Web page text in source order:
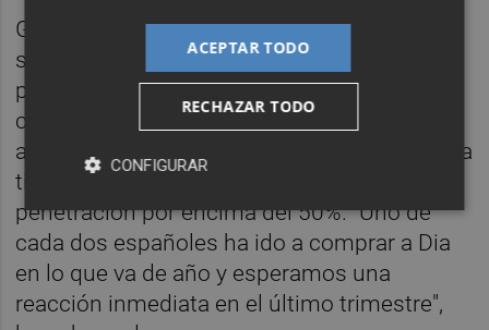
García ha explicado que esta caída se debe
sobre todo a la importante reducción del
parque de tiendas en 2019, debido a la
complicada situación económica que
atraviesa el grupo, pero ha recordado que Dia
tiene un 6,6% del valor del mercado y una
penetración por encima del 50%. "Uno de
cada dos españoles ha ido a comprar a Dia
en lo que va de año y esperamos una
reacción inmediata en el último trimestre",
ACEPTAR TODO
RECHAZAR TODO
CONFIGURAR